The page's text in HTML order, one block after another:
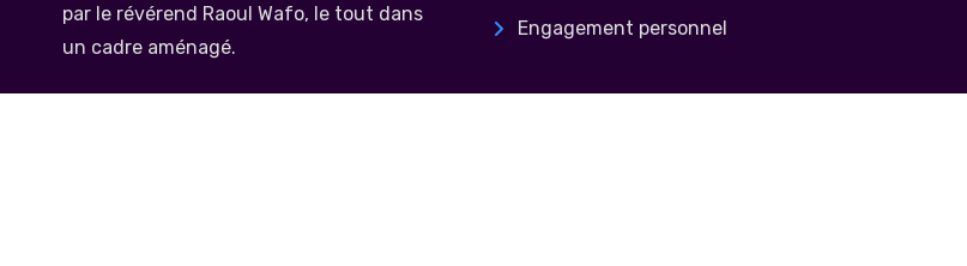
par le révérend Raoul Wafo, le tout dans
un cadre aménagé.
Engagement personnel